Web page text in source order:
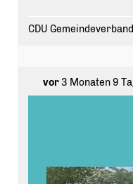
Fraktion) zum
vor3 Monaten 9